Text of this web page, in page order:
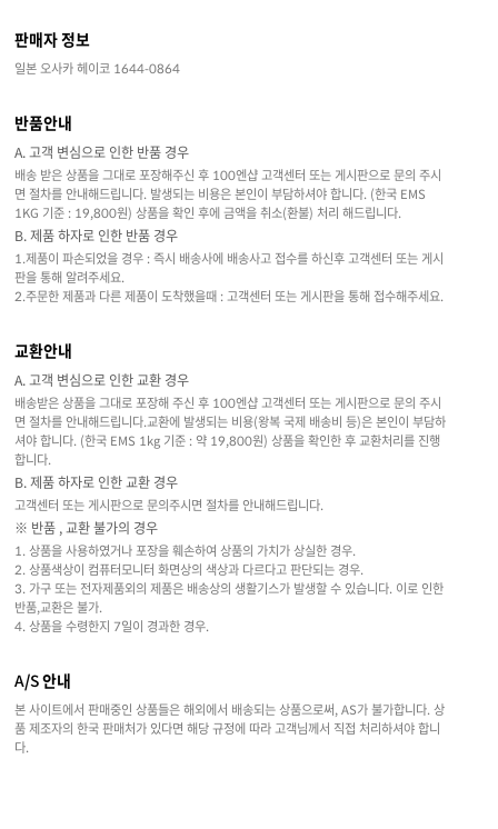
판매자 정보
일본 오사카 헤이코 1644-0864
반품안내
A. 고객 변심으로 인한 반품 경우
배송 받은 상품을 그대로 포장해주신 후 100엔샵 고객센터 또는 게시판으로 문의 주시
면 절차를 안내해드립니다. 발생되는 비용은 본인이 부담하셔야 합니다. (한국 EMS
1KG 기준 : 19,800원) 상품을 확인 후에 금액을 취소(환불) 처리 해드립니다.
B. 제품 하자로 인한 반품 경우
1.제품이 파손되었을 경우 : 즉시 배송사에 배송사고 접수를 하신후 고객센터 또는 게시
판을 통해 알려주세요.
2.주문한 제품과 다른 제품이 도착했을때 : 고객센터 또는 게시판을 통해 접수해주세요.
교환안내
A. 고객 변심으로 인한 교환 경우
배송받은 상품을 그대로 포장해 주신 후 100엔샵 고객센터 또는 게시판으로 문의 주시
면 절차를 안내해드립니다.교환에 발생되는 비용(왕복 국제 배송비 등)은 본인이 부담하
셔야 합니다. (한국 EMS 1kg 기준 : 약 19,800원) 상품을 확인한 후 교환처리를 진행
합니다.
B. 제품 하자로 인한 교환 경우
고객센터 또는 게시판으로 문의주시면 절차를 안내해드립니다.
※ 반품 , 교환 불가의 경우
1. 상품을 사용하였거나 포장을 훼손하여 상품의 가치가 상실한 경우.
2. 상품색상이 컴퓨터모니터 화면상의 색상과 다르다고 판단되는 경우.
3. 가구 또는 전자제품외의 제품은 배송상의 생활기스가 발생할 수 있습니다. 이로 인한
반품,교환은 불가.
4. 상품을 수령한지 7일이 경과한 경우.
A/S 안내
본 사이트에서 판매중인 상품들은 해외에서 배송되는 상품으로써, AS가 불가합니다. 상
품 제조자의 한국 판매처가 있다면 해당 규정에 따라 고객님께서 직접 처리하셔야 합니
다.